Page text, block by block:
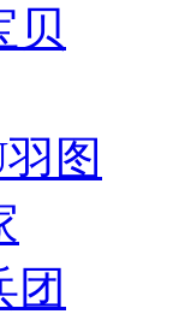
贝
图
团